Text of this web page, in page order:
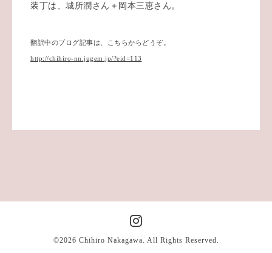
装丁は、城所潤さん＋岡本三恵さん。
翻訳中のブログ記事は、こちらからどうぞ。
http://chihiro-nn.jugem.jp/?eid=113
©2026 Chihiro Nakagawa . All Rights Reserved.